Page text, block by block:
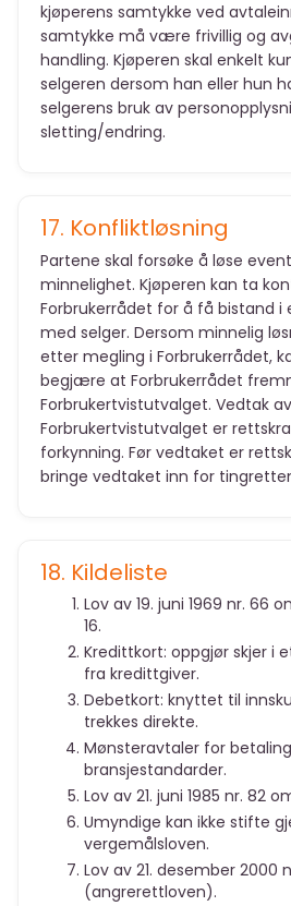
kjøperens samtykke ved
samtykke må være frivillig og
handling. Kjøperen skal enkelt
selgeren dersom han eller hun
selgerens bruk av
sletting/endring.
17. Konfliktløsning
Partene skal forsøke å løse
minnelighet. Kjøperen kan ta
Forbrukerrådet for å få bistand i
med selger. Dersom minnelig
etter megling i Forbrukerrådet,
begjære at Forbrukerrådet
Forbrukertvistutvalget. Vedtak av
Forbrukertvistutvalget er
forkynning. Før vedtaket er
bringe vedtaket inn for
18. Kildeliste
Lov av 19. juni 1969 nr. 66
16.
Kredittkort: oppgjør skjer i
fra kredittgiver.
Debetkort: knyttet til
trekkes direkte.
Mønsteravtaler for
bransjestandarder.
Lov av 21. juni 1985 nr. 82
Umyndige kan ikke stifte
vergemålsloven.
Lov av 21. desember 2000
(angrerettloven).